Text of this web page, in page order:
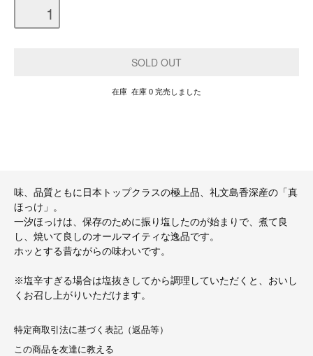
在庫 在庫 0 完売しました
味、品質ともに日本トップクラスの極上品、礼文島香深産の「真
ほっけ」。
一汐ほっけは、保存のために振り塩したのが始まりで、煮て良
し、焼いて良しのオールマイティな逸品です。
ホッとする昔ながらの味わいです。
※塩辛すぎる場合は塩抜きしてから調理していただくと、おいし
くお召し上がりいただけます。
特定商取引法に基づく表記（返品等）
この商品を友達に教える